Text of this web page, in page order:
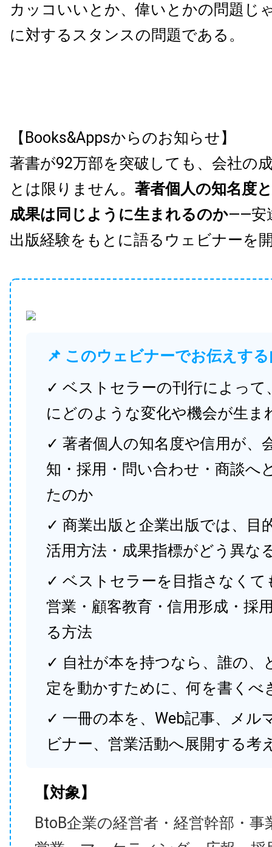
カッコいいとか、偉いとかの問題じ
に対するスタンスの問題である。
【Books&Appsからのお知らせ】
著書が92万部を突破しても、会社の
とは限りません。 著者個人の知名度
成果は同じように生まれるのか——安
出版経験をもとに語るウェビナーを
📌 このウェビナーでお伝えす
✓ ベストセラーの刊行によって
にどのような変化や機会が生ま
✓ 著者個人の知名度や信用が、
知・採用・問い合わせ・商談へ
たのか
✓ 商業出版と企業出版では、目
活用方法・成果指標がどう異な
✓ ベストセラーを目指さなくて
営業・顧客教育・信用形成・採
る方法
✓ 自社が本を持つなら、誰の、
定を動かすために、何を書くべ
✓ 一冊の本を、Web記事、メル
ビナー、営業活動へ展開する考
【対象】
BtoB企業の経営者・経営幹部・事